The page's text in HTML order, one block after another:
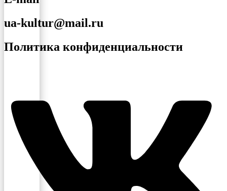
ua-kultur@mail.ru
Политика конфиденциальности